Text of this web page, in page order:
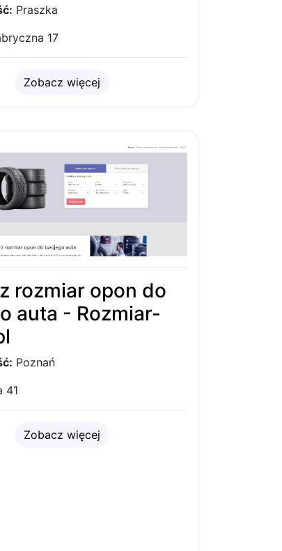
Praszka
17
Zobacz więcej
rozmiar opon do
auta - Rozmiar-
Poznań
41
Zobacz więcej